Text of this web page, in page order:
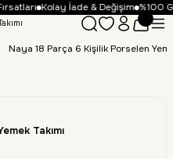
Kolay İade & Değişim %100
Naya 18 Parça 6 Kişilik Porselen
Takımı